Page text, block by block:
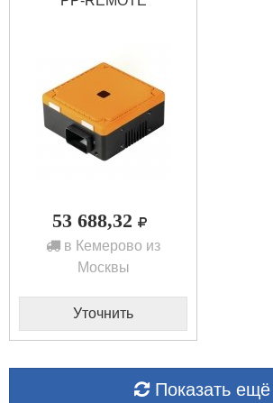
53 688,32
в Кемерово из
Москвы
Уточнить
Показать ещё